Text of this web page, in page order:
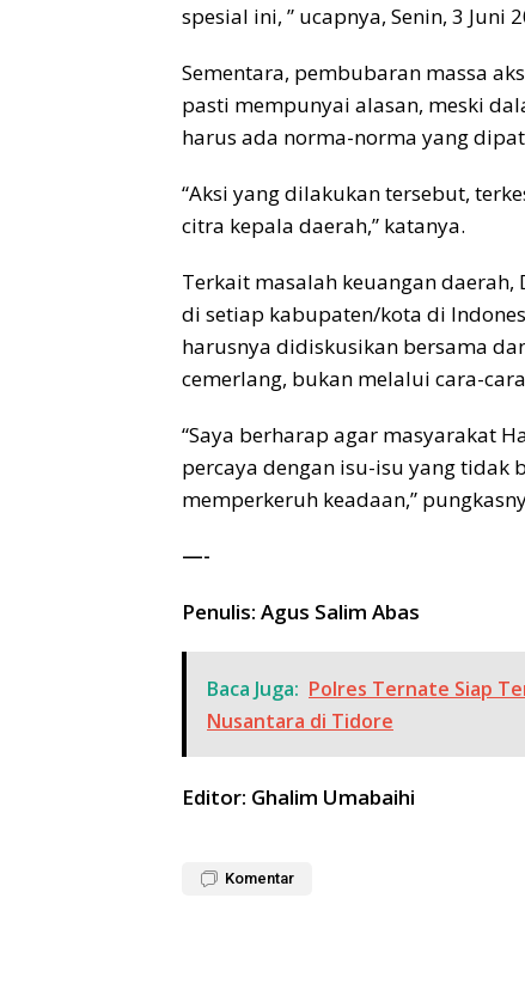
spesial ini, ” ucapnya, Senin, 3 Juni
Sementara, pembubaran massa
pasti mempunyai alasan, meski
harus ada norma-norma yang
“Aksi yang dilakukan tersebut,
citra kepala daerah,” katanya.
Terkait masalah keuangan
di setiap kabupaten/kota di
harusnya didiskusikan bersama
cemerlang, bukan melalui cara-
“Saya berharap agar masyarakat
percaya dengan isu-isu yang
memperkeruh keadaan,”
—-
Penulis: Agus Salim Abas
Baca Juga: Polres Ternate Siap
Nusantara di Tidore
Editor: Ghalim Umabaihi
Komentar